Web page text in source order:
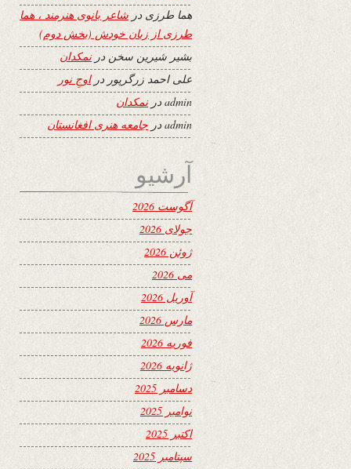
هما طرزی در شاعر بانوی هنرمند ، هما
طرزی از زبان خودش (بخش دوم)
بشیر شیرین سخن درنمکدان
علی احمد زرگرپور دراوجِ نور
adminدرنمکدان
admin در جامعه هنری افغانستان
آرشیو
آگوست 2026
جولای 2026
ژوئن 2026
می 2026
آوریل 2026
مارس 2026
فوریه 2026
ژانویه 2026
دسامبر 2025
نوامبر 2025
اکتبر 2025
سپتامبر 2025